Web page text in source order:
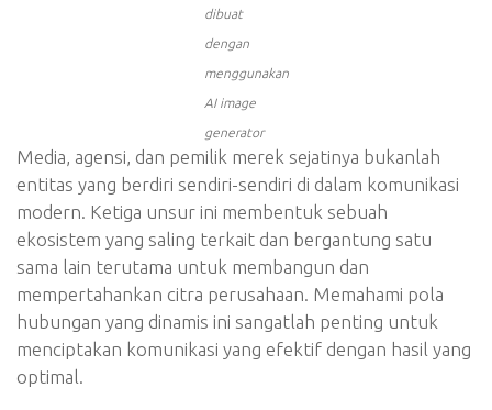
dibuat
dengan
menggunakan
AI image
generator
Media, agensi, dan pemilik merek sejatinya bukanlah
entitas yang berdiri sendiri-sendiri di dalam komunikasi
modern. Ketiga unsur ini membentuk sebuah
ekosistem yang saling terkait dan bergantung satu
sama lain terutama untuk membangun dan
mempertahankan citra perusahaan. Memahami pola
hubungan yang dinamis ini sangatlah penting untuk
menciptakan komunikasi yang efektif dengan hasil yang
optimal.